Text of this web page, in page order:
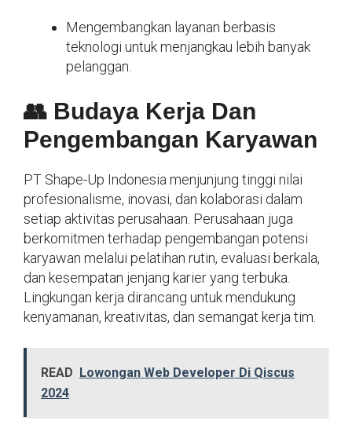
Mengembangkan layanan berbasis
teknologi untuk menjangkau lebih banyak
pelanggan.
👥 Budaya Kerja Dan
Pengembangan Karyawan
PT Shape-Up Indonesia menjunjung tinggi nilai
profesionalisme, inovasi, dan kolaborasi dalam
setiap aktivitas perusahaan. Perusahaan juga
berkomitmen terhadap pengembangan potensi
karyawan melalui pelatihan rutin, evaluasi berkala,
dan kesempatan jenjang karier yang terbuka.
Lingkungan kerja dirancang untuk mendukung
kenyamanan, kreativitas, dan semangat kerja tim.
READ
Lowongan Web Developer Di Qiscus
2024